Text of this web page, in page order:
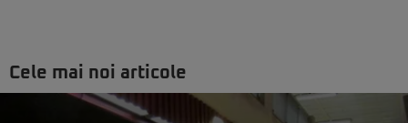
Cele mai noi articole